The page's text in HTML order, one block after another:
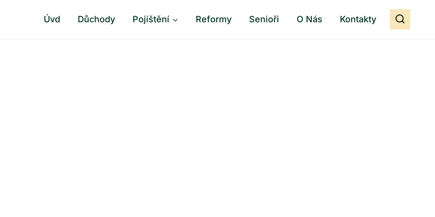
Úvd Důchody Pojištění Reformy Senioři O Nás Kontakty